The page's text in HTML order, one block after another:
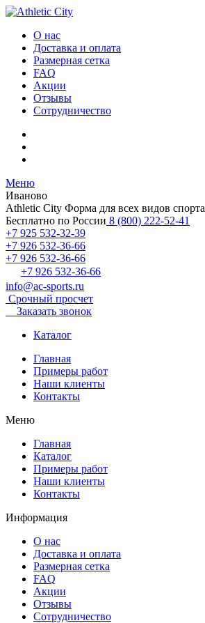
О нас
Доставка и оплата
Размерная сетка
FAQ
Акции
Отзывы
Сотрудничество
Меню
Иваново
Athletic City Форма для всех видов спорта
Бесплатно по России 8 (800) 222-52-41
+7 925 532-32-39
+7 926 532-36-66
+7 926 532-36-66
+7 926 532-36-66
info@ac-sports.ru
Срочный просчет
Заказать звонок
Каталог
Главная
Примеры работ
Наши клиенты
Контакты
Меню
Главная
Каталог
Примеры работ
Наши клиенты
Контакты
Информация
О нас
Доставка и оплата
Размерная сетка
FAQ
Акции
Отзывы
Сотрудничество